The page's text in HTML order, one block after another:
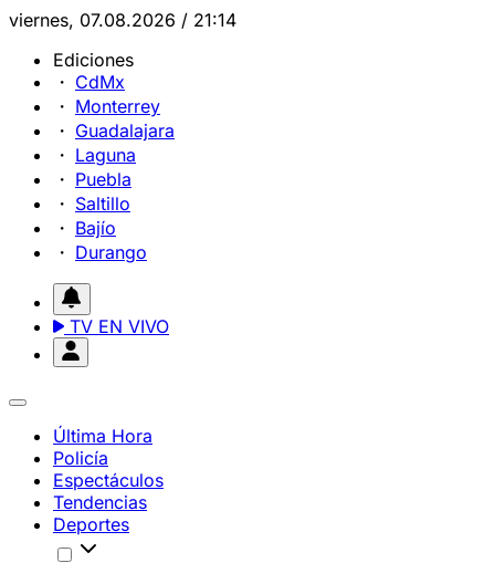
viernes, 07.08.2026 / 21:14
Ediciones
CdMx
Monterrey
Guadalajara
Laguna
Puebla
Saltillo
Bajío
Durango
TV EN VIVO
Última Hora
Policía
Espectáculos
Tendencias
Deportes